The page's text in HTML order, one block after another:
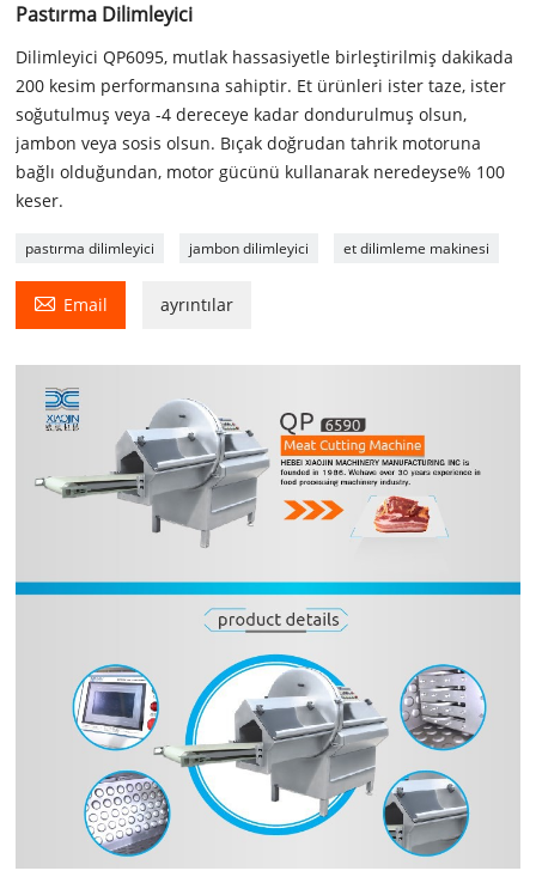
Pastırma Dilimleyici
Dilimleyici QP6095, mutlak hassasiyetle birleştirilmiş dakikada
200 kesim performansına sahiptir. Et ürünleri ister taze, ister
soğutulmuş veya -4 dereceye kadar dondurulmuş olsun,
jambon veya sosis olsun. Bıçak doğrudan tahrik motoruna
bağlı olduğundan, motor gücünü kullanarak neredeyse% 100
keser.
pastırma dilimleyici jambon dilimleyici et dilimleme makinesi
 Email ayrıntılar